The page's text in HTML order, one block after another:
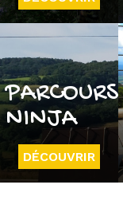
PARCOURS
NINJA
DÉCOUVRIR